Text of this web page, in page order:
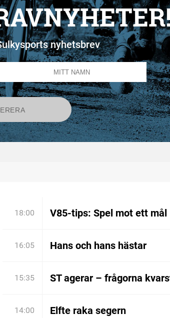
nyhetsbrev
18:00 V85-tips: Spel mot ett mål
16:05 Hans och hans hästar
15:35 ST agerar – frågorna
14:00 Elfte raka segern